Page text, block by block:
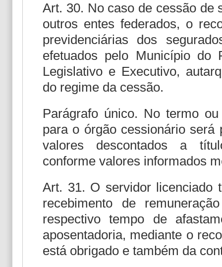
Art. 30. No caso de cessão de
outros entes federados, o
previdenciárias dos
efetuados pelo Município do
Legislativo e Executivo,
do regime da cessão.
Parágrafo único. No termo
para o órgão cessionário
valores descontados a
conforme valores informados
Art. 31. O servidor licenciado
recebimento de
respectivo tempo de
aposentadoria, mediante o
está obrigado e também da